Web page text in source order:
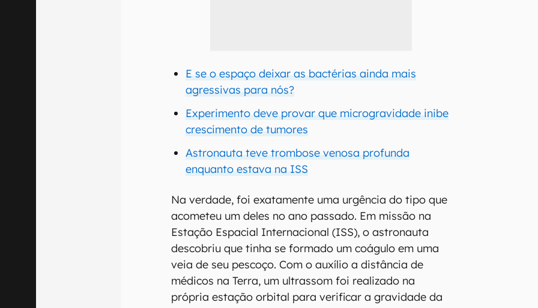
E se o espaço deixar as bactérias ainda mais
agressivas para nós?
Experimento deve provar que microgravidade inibe
crescimento de tumores
Astronauta teve trombose venosa profunda
enquanto estava na ISS
Na verdade, foi exatamente uma urgência do tipo que
acometeu um deles no ano passado. Em missão na
Estação Espacial Internacional (ISS), o astronauta
descobriu que tinha se formado um coágulo em uma
veia de seu pescoço. Com o auxílio a distância de
médicos na Terra, um ultrassom foi realizado na
própria estação orbital para verificar a gravidade da